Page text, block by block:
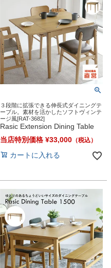
３段階に拡張できる伸長式ダイニングテ
ーブル。素材を活かしたソフトヴィンテ
ージ風[RAT-3682]
Rasic Extension Dining Table
当店特別価格 ¥33,000
カートに入れる